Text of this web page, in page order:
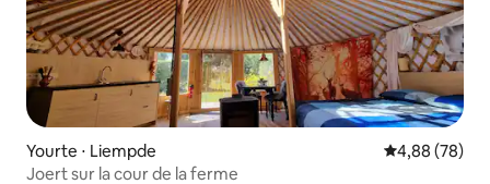
Yourte ⋅ Liempde Évaluation
4,88 (78)
Joert sur la cour de la ferme